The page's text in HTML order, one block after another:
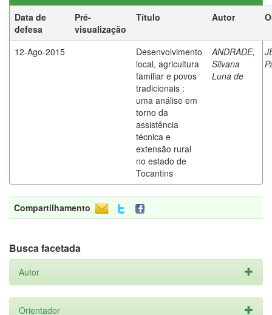
Data de
defesa
Pré-
visualização
Título Autor
12-Ago-2015
Desenvolvimento
local, agricultura
familiar e povos
tradicionais :
uma análise em
torno da
assistência
técnica e
extensão rural
no estado de
Tocantins
ANDRADE,
Silvana
Luna de
Compartilhamento
Busca facetada
Autor
Orientador